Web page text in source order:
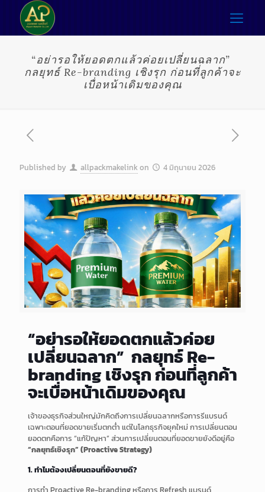
“อย่ารอให้ยอดตกแล้วค่อยเปลี่ยนฉลาก”
กลยุทธ์ Re-branding เชิงรุก ก่อนที่ลูกค้าจะ
เบื่อหน้าเดิมของคุณ
Published by allpackmakelink on 4 มิถุนายน 2026
“อย่ารอให้ยอดตกแล้วค่อย
เปลี่ยนฉลาก” กลยุทธ์ Re-
branding เชิงรุก ก่อนที่ลูกค้า
จะเบื่อหน้าเดิมของคุณ
เจ้าของธุรกิจส่วนใหญ่มักคิดถึงการเปลี่ยนฉลากหรือการรีแบรนด์
เฉพาะตอนที่ยอดขายเริ่มตกต่ำ แต่ในโลกธุรกิจยุคใหม่ การเปลี่ยนตอน
ยอดตกคือการ “แก้ปัญหา” ส่วนการเปลี่ยนตอนที่ยอดขายยังดีอยู่คือ
“กลยุทธ์เชิงรุก” (Proactive Strategy)
1. ทำไมต้องเปลี่ยนตอนที่ยังขายดี?